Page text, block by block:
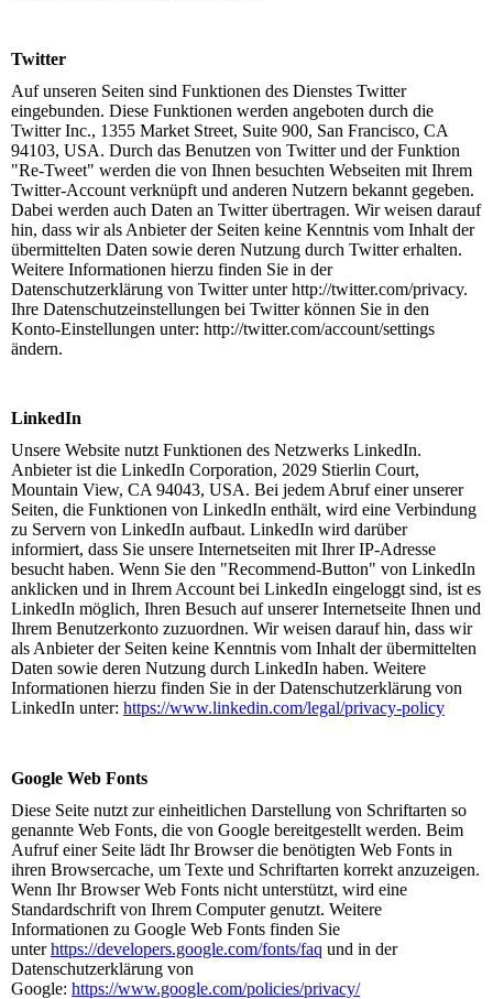
Twitter
Auf unseren Seiten sind Funktionen des Dienstes Twitter
eingebunden. Diese Funktionen werden angeboten durch die
Twitter Inc., 1355 Market Street, Suite 900, San Francisco, CA
94103, USA. Durch das Benutzen von Twitter und der Funktion
"Re-Tweet" werden die von Ihnen besuchten Webseiten mit Ihrem
Twitter-Account verknüpft und anderen Nutzern bekannt gegeben.
Dabei werden auch Daten an Twitter übertragen. Wir weisen darauf
hin, dass wir als Anbieter der Seiten keine Kenntnis vom Inhalt der
übermittelten Daten sowie deren Nutzung durch Twitter erhalten.
Weitere Informationen hierzu finden Sie in der
Datenschutzerklärung von Twitter unter http://twitter.com/privacy.
Ihre Datenschutzeinstellungen bei Twitter können Sie in den
Konto-Einstellungen unter: http://twitter.com/account/settings
ändern.
LinkedIn
Unsere Website nutzt Funktionen des Netzwerks LinkedIn.
Anbieter ist die LinkedIn Corporation, 2029 Stierlin Court,
Mountain View, CA 94043, USA. Bei jedem Abruf einer unserer
Seiten, die Funktionen von LinkedIn enthält, wird eine Verbindung
zu Servern von LinkedIn aufbaut. LinkedIn wird darüber
informiert, dass Sie unsere Internetseiten mit Ihrer IP-Adresse
besucht haben. Wenn Sie den "Recommend-Button" von LinkedIn
anklicken und in Ihrem Account bei LinkedIn eingeloggt sind, ist es
LinkedIn möglich, Ihren Besuch auf unserer Internetseite Ihnen und
Ihrem Benutzerkonto zuzuordnen. Wir weisen darauf hin, dass wir
als Anbieter der Seiten keine Kenntnis vom Inhalt der übermittelten
Daten sowie deren Nutzung durch LinkedIn haben. Weitere
Informationen hierzu finden Sie in der Datenschutzerklärung von
LinkedIn unter: https://www.linkedin.com/legal/privacy-policy
Google Web Fonts
Diese Seite nutzt zur einheitlichen Darstellung von Schriftarten so
genannte Web Fonts, die von Google bereitgestellt werden. Beim
Aufruf einer Seite lädt Ihr Browser die benötigten Web Fonts in
ihren Browsercache, um Texte und Schriftarten korrekt anzuzeigen.
Wenn Ihr Browser Web Fonts nicht unterstützt, wird eine
Standardschrift von Ihrem Computer genutzt. Weitere
Informationen zu Google Web Fonts finden Sie
unterhttps://developers.google.com/fonts/faq und in der
Datenschutzerklärung von
Google: https://www.google.com/policies/privacy/